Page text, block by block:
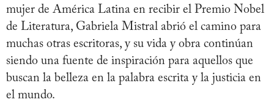
mujer de América Latina en recibir el Premio Nobel
de Literatura, Gabriela Mistral abrió el camino para
muchas otras escritoras, y su vida y obra continúan
siendo una fuente de inspiración para aquellos que
buscan la belleza en la palabra escrita y la justicia en
el mundo.